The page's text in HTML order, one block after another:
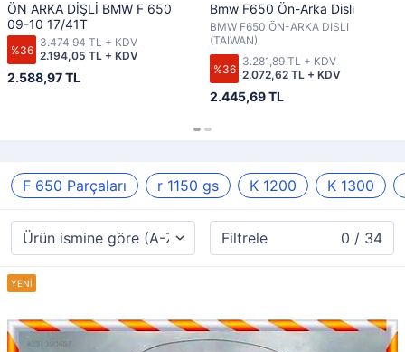
ÖN ARKA DİŞLİ BMW F 650
09-10 17/41T
%36
2.588,97 TL
2.194,05 TL + KDV
3.474,94 TL + KDV
Bmw F650 Ön-Arka Disli
BMW F650 ÖN-ARKA DISLI
(TAIWAN)
%36
2.445,69 TL
2.072,62 TL + KDV
3.281,89 TL + KDV
F 650 Parçaları r 1150 gs K 1200 K 1300
Filtrele 0 / 34